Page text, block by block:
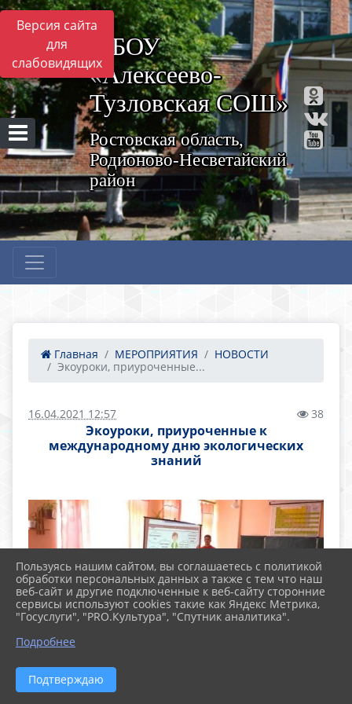
Версия сайта
для
слабовидящих
МБОУ
«Алексеево-
Тузловская СОШ»
Ростовская область,
Родионово-Несветайский
район
Главная МЕРОПРИЯТИЯ
НОВОСТИ
Экоуроки, приуроченные...
16.04.2021 12:57 38
Экоуроки, приуроченные к
международному дню экологических
знаний
Пользуясь нашим сайтом, вы соглашаетесь с политикой
обработки персональных данных а также с тем что наш
веб-сайт и другие подключенные к веб-сайту сторонние
сервисы используют cookies такие как Яндекс Метрика,
"Госуслуги", "PRO.Культура", "Спутник аналитика".
Подробнее
Подтверждаю